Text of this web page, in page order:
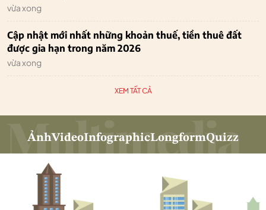
vừa xong
Cập nhật mới nhất những khoản thuế, tiền thuê đất
được gia hạn trong năm 2026
vừa xong
XEM TẤT CẢ
ẢnhVideoInfographicLongformQuizz